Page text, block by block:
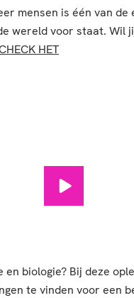
mensen is één van de
wereld voor staat. Wil
HET
Milieukunde
en biologie? Bij deze
te vinden voor een